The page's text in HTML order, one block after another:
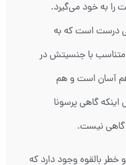
را به خود می‌گیرد.
درست است که به
متناسب با جنسیتش در
آسان است و هم
گاهی پرسونا
نیست.
خطر بالقوه وجود دارد که